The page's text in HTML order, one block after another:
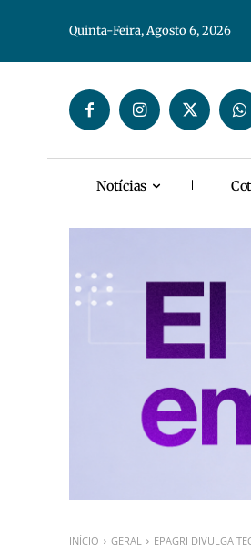
Quinta-Feira, Agosto 6, 2026
Notícias
INÍCIO GERAL EPAGRI DIVULGA